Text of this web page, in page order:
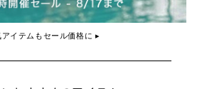
アイテムもセール価格に ▸